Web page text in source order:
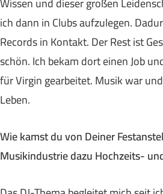
ich dann in Clubs aufzulegen.
Records in Kontakt. Der Rest ist
schön. Ich bekam dort einen Job
für Virgin gearbeitet. Musik war
Leben.
Wie kamst du von Deiner
Musikindustrie dazu Hochzeits-